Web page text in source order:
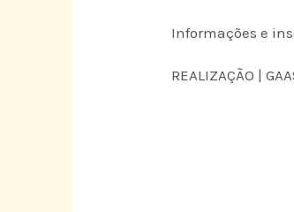
Informações e
REALIZAÇÃO |